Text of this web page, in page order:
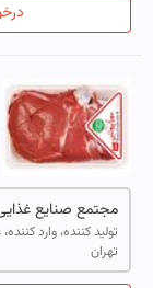
مجتمع صنایع
تولید کننده، وارد
تهران